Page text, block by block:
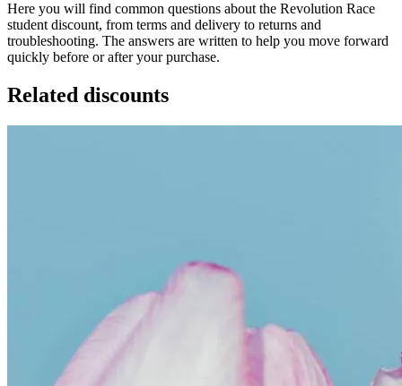
Here you will find common questions about the Revolution Race
student discount, from terms and delivery to returns and
troubleshooting. The answers are written to help you move forward
quickly before or after your purchase.
Related discounts